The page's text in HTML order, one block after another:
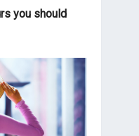
you should